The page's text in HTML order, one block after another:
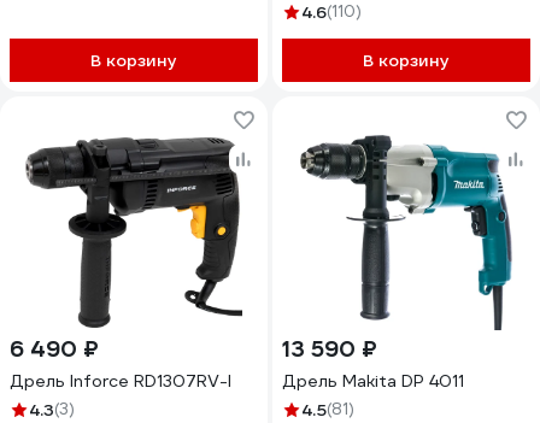
В корзину
4.6(110)
В корзину
6 490 ₽
Дрель Inforce RD1307RV-I
4.3(3)
13 590 ₽
Дрель Makita DP 4011
4.5(81)